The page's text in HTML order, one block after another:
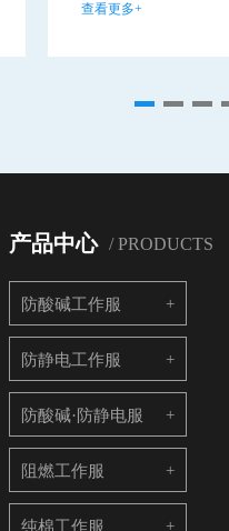
查看更多+
产品中心 / PRODUCTS
防酸碱工作服
防静电工作服
防酸碱·防静电服
阻燃工作服
纯棉工作服